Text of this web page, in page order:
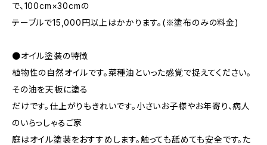
で、100cm×30cmの
テーブルで15,000円以上はかかります。(※塗布のみの料金)
●オイル塗装の特徴
植物性の自然オイルです。菜種油といった感覚で捉えてください。
その油を天板に塗る
だけです。仕上がりもきれいです。小さいお子様やお年寄り、病人
のいらっしゃるご家
庭はオイル塗装をおすすめします。触っても舐めても安全です。た